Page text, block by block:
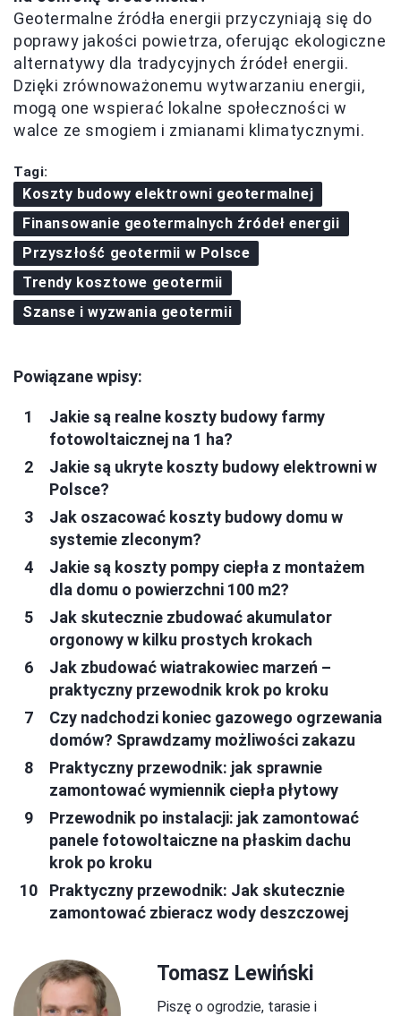
Geotermalne źródła energii przyczyniają się do
poprawy jakości powietrza, oferując ekologiczne
alternatywy dla tradycyjnych źródeł energii.
Dzięki zrównoważonemu wytwarzaniu energii,
mogą one wspierać lokalne społeczności w
walce ze smogiem i zmianami klimatycznymi.
Tagi:
Koszty budowy elektrowni geotermalnej
Finansowanie geotermalnych źródeł energii
Przyszłość geotermii w Polsce
Trendy kosztowe geotermii
Szanse i wyzwania geotermii
Powiązane wpisy:
Jakie są realne koszty budowy farmy
fotowoltaicznej na 1 ha?
Jakie są ukryte koszty budowy elektrowni w
Polsce?
Jak oszacować koszty budowy domu w
systemie zleconym?
Jakie są koszty pompy ciepła z montażem
dla domu o powierzchni 100 m2?
Jak skutecznie zbudować akumulator
orgonowy w kilku prostych krokach
Jak zbudować wiatrakowiec marzeń –
praktyczny przewodnik krok po kroku
Czy nadchodzi koniec gazowego ogrzewania
domów? Sprawdzamy możliwości zakazu
Praktyczny przewodnik: jak sprawnie
zamontować wymiennik ciepła płytowy
Przewodnik po instalacji: jak zamontować
panele fotowoltaiczne na płaskim dachu
krok po kroku
Praktyczny przewodnik: Jak skutecznie
zamontować zbieracz wody deszczowej
Tomasz Lewiński
Piszę o ogrodzie, tarasie i